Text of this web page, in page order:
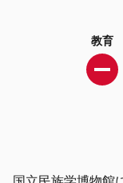
教育